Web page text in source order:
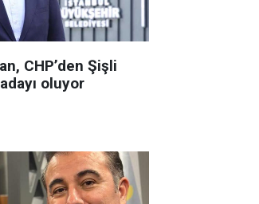
CHP’den Şişli
oluyor